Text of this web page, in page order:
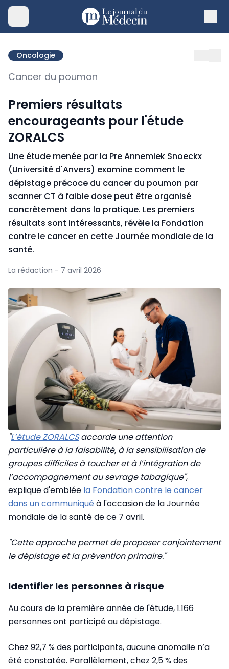
Oncologie
Cancer du poumon
Premiers résultats
encourageants pour l'étude
ZORALCS
Une étude menée par la Pre Annemiek Snoeckx
(Université d'Anvers) examine comment le
dépistage précoce du cancer du poumon par
scanner CT à faible dose peut être organisé
concrètement dans la pratique. Les premiers
résultats sont intéressants, révèle la Fondation
contre le cancer en cette Journée mondiale de la
santé.
La rédaction - 7 avril 2026
"L’étude ZORALCSaccorde une attention
particulière à la faisabilité, à la sensibilisation de
groupes difficiles à toucher et à l’intégration de
l’accompagnement au sevrage tabagique",
explique d'emblée la Fondation contre le cancer
dans un communiqué à l'occasion de la Journée
mondiale de la santé de ce 7 avril.
"Cette approche permet de proposer conjointement
le dépistage et la prévention primaire."
Identifier les personnes à risque
Au cours de la première année de l'étude, 1.166
personnes ont participé au dépistage.
Chez 92,7 % des participants, aucune anomalie n’a
été constatée. Parallèlement, chez 2,5 % des